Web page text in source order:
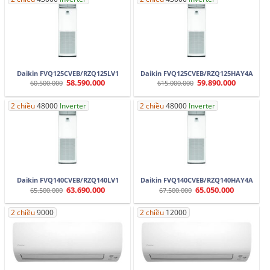
53.890.000.
Daikin FVQ125CVEB/RZQ125LV1
60.500.000 Giá
là:
60.500.000.
58.590.000
tại
58.590.000.
Daikin FVQ125CVEB/RZQ125HAY4A
615.000.000 Giá
là:
615.000.000.
59.890.000
tại
2 chiều48000 Inverter
Daikin FVQ140CVEB/RZQ140LV1
65.500.000 Giá
gốc
là:
63.690.000
tại
63.690.000.
2 chiều48000 Inverter
Daikin FVQ140CVEB/RZQ140HAY4A
67.500.000 Giá
gốc
là:
65.050.000
tại
2 chiều9000 2 chiều 12000